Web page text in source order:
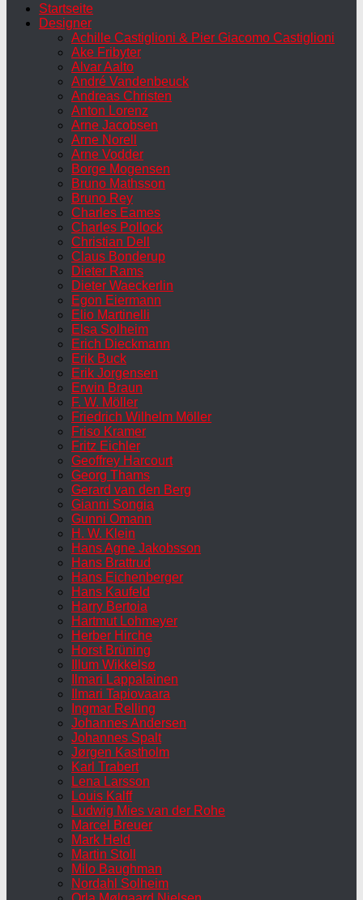
Startseite
Designer
Achille Castiglioni & Pier Giacomo Castiglioni
Ake Fribyter
Alvar Aalto
André Vandenbeuck
Andreas Christen
Anton Lorenz
Arne Jacobsen
Arne Norell
Arne Vodder
Borge Mogensen
Bruno Mathsson
Bruno Rey
Charles Eames
Charles Pollock
Christian Dell
Claus Bonderup
Dieter Rams
Dieter Waeckerlin
Egon Eiermann
Elio Martinelli
Elsa Solheim
Erich Dieckmann
Erik Buck
Erik Jorgensen
Erwin Braun
F. W. Möller
Friedrich Wilhelm Möller
Friso Kramer
Fritz Eichler
Geoffrey Harcourt
Georg Thams
Gerard van den Berg
Gianni Songia
Gunni Omann
H. W. Klein
Hans Agne Jakobsson
Hans Brattrud
Hans Eichenberger
Hans Kaufeld
Harry Bertoia
Hartmut Lohmeyer
Herber Hirche
Horst Brüning
Illum Wikkelsø
Ilmari Lappalainen
Ilmari Tapiovaara
Ingmar Relling
Johannes Andersen
Johannes Spalt
Jørgen Kastholm
Karl Trabert
Lena Larsson
Louis Kalff
Ludwig Mies van der Rohe
Marcel Breuer
Mark Held
Martin Stoll
Milo Baughman
Nordahl Solheim